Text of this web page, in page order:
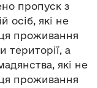
пропуск з
осіб, які не
проживання
території, а
які не
проживання